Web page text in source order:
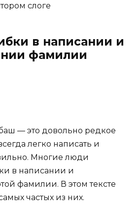
слоге
в написании и
фамилии
— это довольно редкое
легко написать и
Многие люди
в написании и
фамилии. В этом тексте
частых из них.